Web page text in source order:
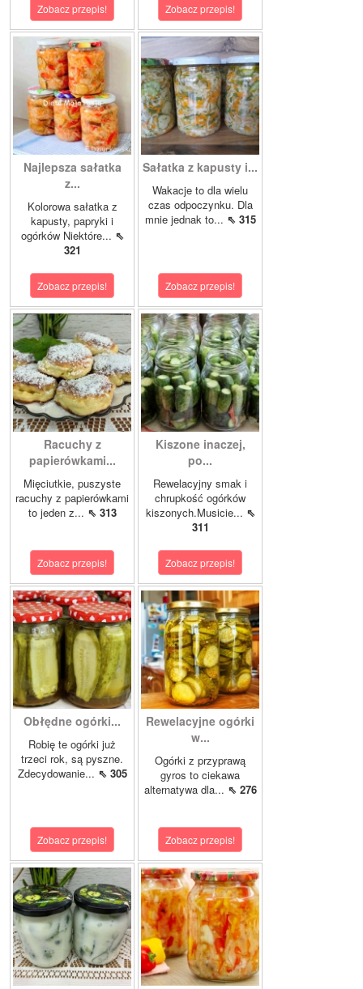
Zobacz przepis! Zobacz przepis!
Najlepsza sałatka
z...
Kolorowa sałatka z
kapusty, papryki i
ogórków Niektóre... ⇖
321
Zobacz przepis!
Sałatka z kapusty i...
Wakacje to dla wielu
czas odpoczynku. Dla
mnie jednak to... ⇖ 315
Zobacz przepis!
Racuchy z
papierówkami...
Mięciutkie, puszyste
racuchy z papierówkami
to jeden z... ⇖ 313
Zobacz przepis!
Kiszone inaczej,
po...
Rewelacyjny smak i
chrupkość ogórków
kiszonych.Musicie... ⇖
311
Zobacz przepis!
Obłędne ogórki...
Robię te ogórki już
trzeci rok, są pyszne.
Zdecydowanie... ⇖ 305
Zobacz przepis!
Rewelacyjne ogórki
w...
Ogórki z przyprawą
gyros to ciekawa
alternatywa dla... ⇖ 276
Zobacz przepis!